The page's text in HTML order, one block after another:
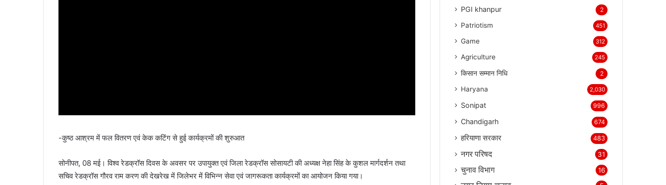
-कुष्ठ आश्रम में फल वितरण एवं केक कटिंग से हुई कार्यक्रमों की शुरुआत
सोनीपत, 08 मई। विश्व रेडक्रॉस दिवस के अवसर पर उपायुक्त एवं जिला रेडक्रॉस सोसायटी की अध्यक्ष नेहा सिंह के कुशल मार्गदर्शन तथा
सचिव रेडक्रॉस गौरव राम करण की देखरेख में जिलेभर में विभिन्न सेवा एवं जागरूकता कार्यक्रमों का आयोजन किया गया।
PGI khanpur 2
Patriotism 451
Game 312
Agriculture 245
किसान सम्मान निधि 2
Haryana 2,030
Sonipat 996
Chandigarh 674
हरियाणा सरकार 483
नगर परिषद 31
चुनाव विभाग 16